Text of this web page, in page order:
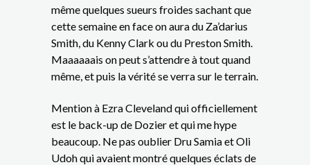
même quelques sueurs froides sachant que
cette semaine en face on aura du Za’darius
Smith, du Kenny Clark ou du Preston Smith.
Maaaaaais on peut s’attendre à tout quand
même, et puis la vérité se verra sur le terrain.
Mention à Ezra Cleveland qui officiellement
est le back-up de Dozier et qui me hype
beaucoup. Ne pas oublier Dru Samia et Oli
Udoh qui avaient montré quelques éclats de